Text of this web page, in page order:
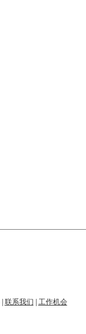
联系我们 工作机会